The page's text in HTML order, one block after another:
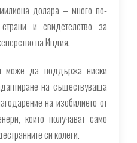
долара – много по-
и свидетелство за
на Индия.
може да поддържа ниски
на съществуваща
на изобилието от
които получават само
си колеги.